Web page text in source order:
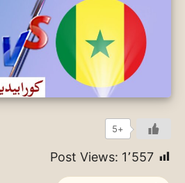
+5
Post Views: 1٬557